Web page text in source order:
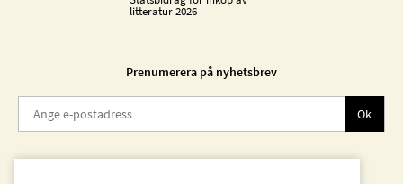
litteratur 2026
Prenumerera på nyhetsbrev
Ok